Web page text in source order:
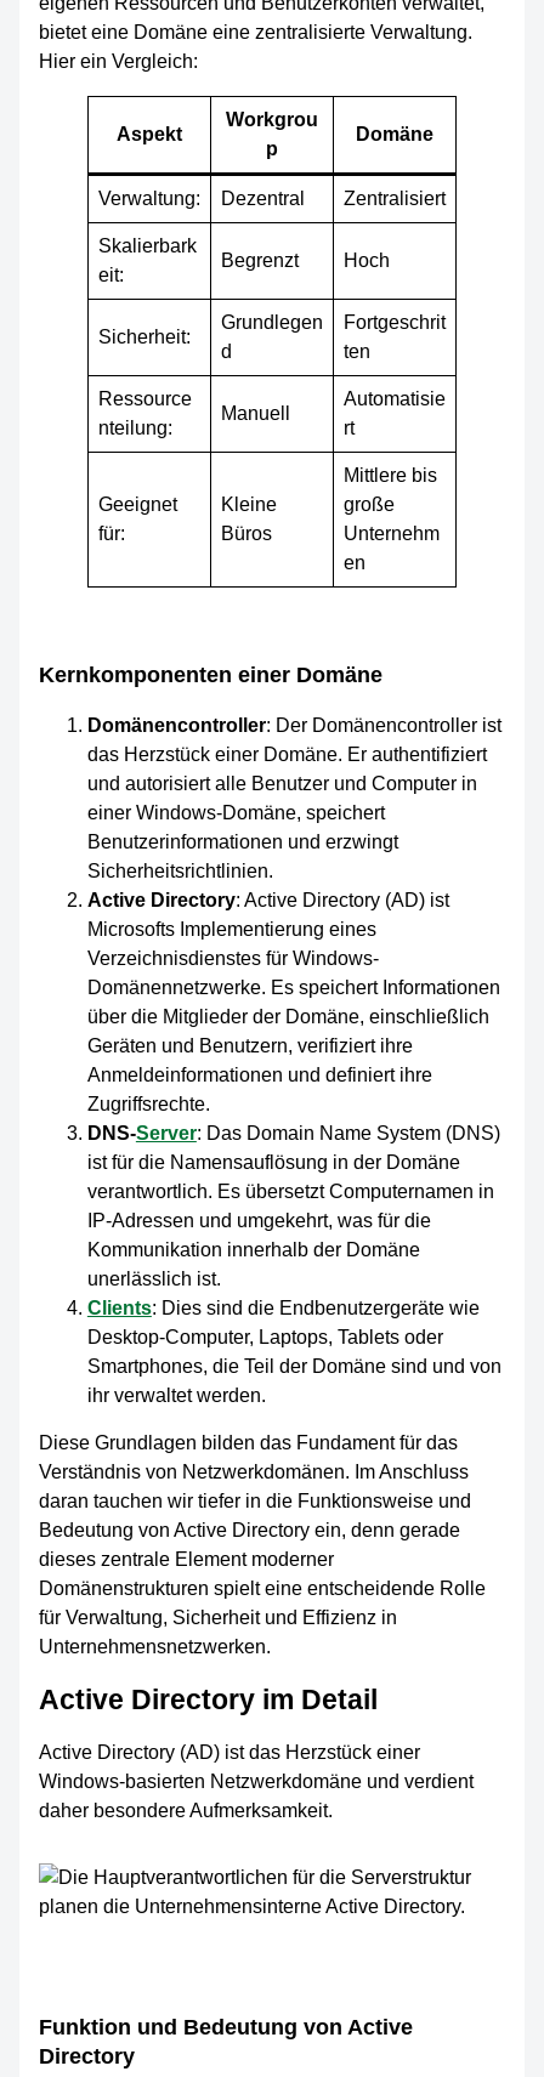
bietet eine Domäne eine zentralisierte Verwaltung.
Hier ein Vergleich:
Aspekt
Workgrou
p
Domäne
Verwaltung: Dezentral Zentralisiert
Skalierbark
eit:
Begrenzt Hoch
Sicherheit:
Grundlegen
d
Fortgeschrit
ten
Ressource
nteilung:
Manuell
Automatisie
rt
Geeignet
für:
Kleine
Büros
Mittlere bis
große
Unternehm
en
Kernkomponenten einer Domäne
Domänencontroller: Der Domänencontroller ist
das Herzstück einer Domäne. Er authentifiziert
und autorisiert alle Benutzer und Computer in
einer Windows-Domäne, speichert
Benutzerinformationen und erzwingt
Sicherheitsrichtlinien.
Active Directory: Active Directory (AD) ist
Microsofts Implementierung eines
Verzeichnisdienstes für Windows-
Domänennetzwerke. Es speichert Informationen
über die Mitglieder der Domäne, einschließlich
Geräten und Benutzern, verifiziert ihre
Anmeldeinformationen und definiert ihre
Zugriffsrechte.
DNS-Server: Das Domain Name System (DNS)
ist für die Namensauflösung in der Domäne
verantwortlich. Es übersetzt Computernamen in
IP-Adressen und umgekehrt, was für die
Kommunikation innerhalb der Domäne
unerlässlich ist.
Clients: Dies sind die Endbenutzergeräte wie
Desktop-Computer, Laptops, Tablets oder
Smartphones, die Teil der Domäne sind und von
ihr verwaltet werden.
Diese Grundlagen bilden das Fundament für das
Verständnis von Netzwerkdomänen. Im Anschluss
daran tauchen wir tiefer in die Funktionsweise und
Bedeutung von Active Directory ein, denn gerade
dieses zentrale Element moderner
Domänenstrukturen spielt eine entscheidende Rolle
für Verwaltung, Sicherheit und Effizienz in
Unternehmensnetzwerken.
Active Directory im Detail
Active Directory (AD) ist das Herzstück einer
Windows-basierten Netzwerkdomäne und verdient
daher besondere Aufmerksamkeit.
Funktion und Bedeutung von Active
Directory